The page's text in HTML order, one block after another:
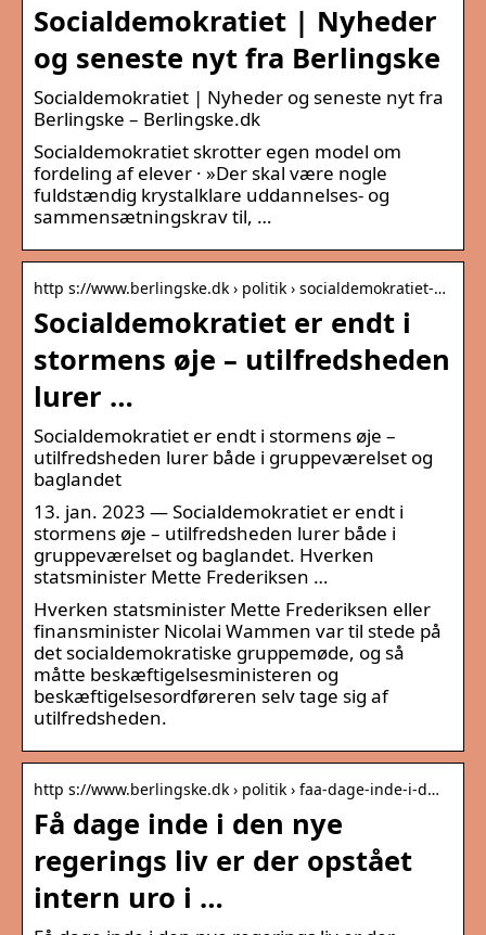
Socialdemokratiet | Nyheder
og seneste nyt fra Berlingske
Socialdemokratiet | Nyheder og seneste nyt fra
Berlingske – Berlingske.dk
Socialdemokratiet skrotter egen model om
fordeling af elever · »Der skal være nogle
fuldstændig krystalklare uddannelses- og
sammensætningskrav til, …
http s://www.berlingske.dk › politik › socialdemokratiet-…
Socialdemokratiet er endt i
stormens øje – utilfredsheden
lurer …
Socialdemokratiet er endt i stormens øje –
utilfredsheden lurer både i gruppeværelset og
baglandet
13. jan. 2023 — Socialdemokratiet er endt i
stormens øje – utilfredsheden lurer både i
gruppeværelset og baglandet. Hverken
statsminister Mette Frederiksen …
Hverken statsminister Mette Frederiksen eller
finansminister Nicolai Wammen var til stede på
det socialdemokratiske gruppemøde, og så
måtte beskæftigelsesministeren og
beskæftigelsesordføreren selv tage sig af
utilfredsheden.
http s://www.berlingske.dk › politik › faa-dage-inde-i-d…
Få dage inde i den nye
regerings liv er der opstået
intern uro i …